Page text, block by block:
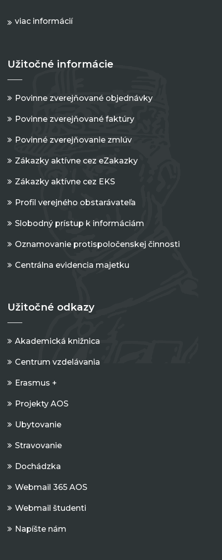
viac informácií
Užitočné informácie
Povinne zverejňované objednávky
Povinne zverejňované faktúry
Povinné zverejňovanie zmlúv
Zákazky aktívne cez eZakazky
Zákazky aktívne cez EKS
Profil verejného obstarávateľa
Slobodný prístup k informáciám
Oznamovanie protispoločenskej činnosti
Centrálna evidencia majetku
Užitočné odkazy
Akademická knižnica
Centrum vzdelávania
Erasmus +
Projekty AOS
Ubytovanie
Stravovanie
Dochádzka
Webmail 365 AOS
Webmail študenti
Napíšte nám